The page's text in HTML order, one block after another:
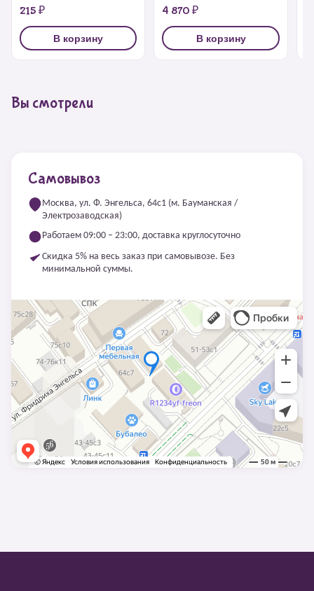
215 ₽
В корзину
4 870 ₽
В корзину
Вы смотрели
Самовывоз
Москва, ул. Ф. Энгельса, 64с1 (м. Бауманская /
Электрозаводская)
Работаем 09:00 – 23:00, доставка круглосуточно
Скидка 5% на весь заказ при самовывозе. Без
минимальной суммы.